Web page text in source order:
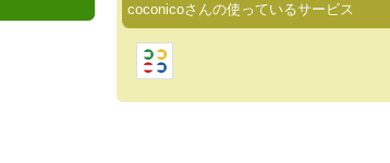
coconicoさんの使っているサービス